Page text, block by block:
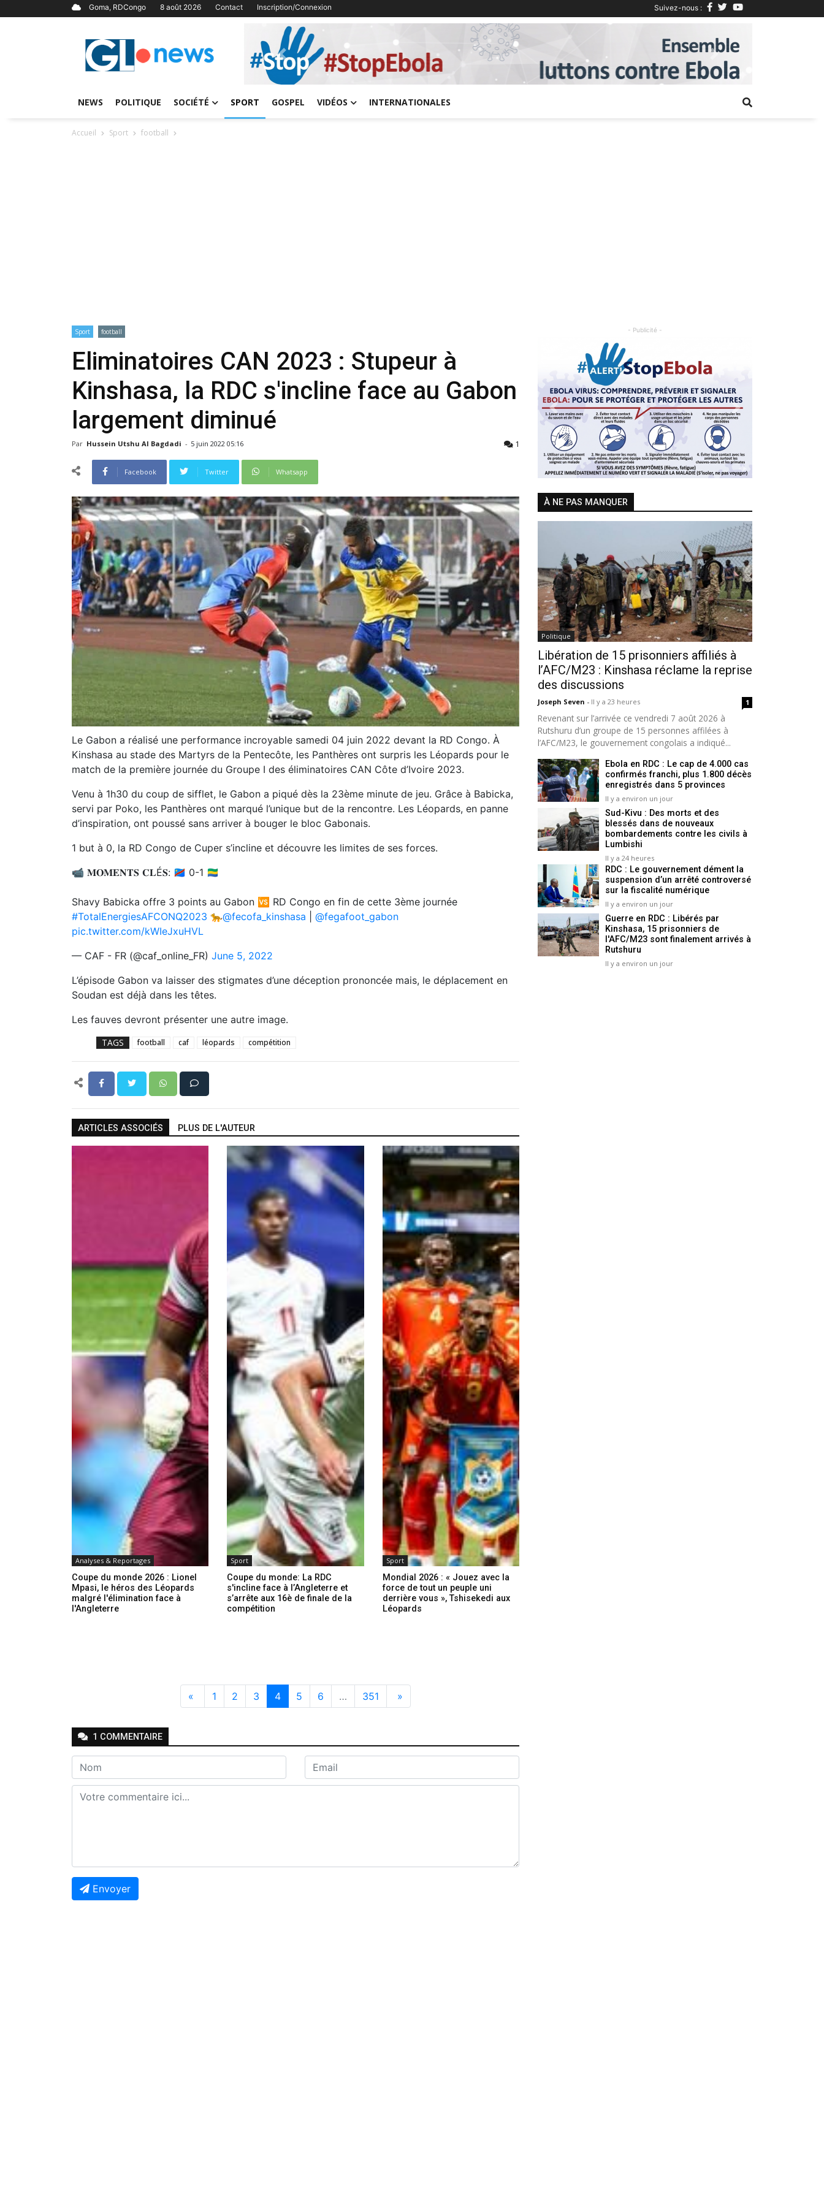
Goma, RDCongo 8 août 2026 Contact Inscription/Connexion Suivez-nous :
Previous Next
NEWS POLITIQUE SOCIÉTÉ SPORT GOSPEL VIDÉOS INTERNATIONALES
Accueil Sport football
Sport football
Eliminatoires CAN 2023 : Stupeur à
Kinshasa, la RDC s'incline face au Gabon
largement diminué
Par Hussein Utshu Al Bagdadi - 5 juin 2022 05:16 1
Facebook Twitter Whatsapp
Le Gabon a réalisé une performance incroyable samedi 04 juin 2022 devant la RD Congo. À
Kinshasa au stade des Martyrs de la Pentecôte, les Panthères ont surpris les Léopards pour le
match de la première journée du Groupe I des éliminatoires CAN Côte d’Ivoire 2023.
Venu à 1h30 du coup de sifflet, le Gabon a piqué dès la 23ème minute de jeu. Grâce à Babicka,
servi par Poko, les Panthères ont marqué l’unique but de la rencontre. Les Léopards, en panne
d’inspiration, ont poussé sans arriver à bouger le bloc Gabonais.
1 but à 0, la RD Congo de Cuper s’incline et découvre les limites de ses forces.
📹 𝐌𝐎𝐌𝐄𝐍𝐓𝐒 𝐂𝐋É𝐒: 🇨🇩 0-1 🇬🇦
Shavy Babicka offre 3 points au Gabon 🆚 RD Congo en fin de cette 3ème journée
#TotalEnergiesAFCONQ2023 🐆@fecofa_kinshasa
@fegafoot_gabon
pic.twitter.com/kWIeJxuHVL
— CAF - FR (@caf_online_FR) June 5, 2022
L’épisode Gabon va laisser des stigmates d’une déception prononcée mais, le déplacement en
Soudan est déjà dans les têtes.
Les fauves devront présenter une autre image.
TAGS football caf léopards compétition
ARTICLES ASSOCIÉS PLUS DE L'AUTEUR
Analyses & Reportages
Coupe du monde 2026 : Lionel
Mpasi, le héros des Léopards
malgré l'élimination face à
l'Angleterre
Sport
Coupe du monde: La RDC
s'incline face à l’Angleterre et
s’arrête aux 16è de finale de la
compétition
Sport
Mondial 2026 : « Jouez avec la
force de tout un peuple uni
derrière vous », Tshisekedi aux
Léopards
« 1 2 3 4 5 6 … 351 »
1 COMMENTAIRE
Envoyer
- Publicité -
Previous Next
À NE PAS MANQUER
Politique
Libération de 15 prisonniers affiliés à
l’AFC/M23 : Kinshasa réclame la reprise
des discussions
Joseph Seven - Il y a 23 heures 1
Revenant sur l’arrivée ce vendredi 7 août 2026 à
Rutshuru d’un groupe de 15 personnes affilées à
l’AFC/M23, le gouvernement congolais a indiqué...
Ebola en RDC : Le cap de 4.000 cas
confirmés franchi, plus 1.800 décès
enregistrés dans 5 provinces
Il y a environ un jour
Sud-Kivu : Des morts et des
blessés dans de nouveaux
bombardements contre les civils à
Lumbishi
Il y a 24 heures
RDC : Le gouvernement dément la
suspension d’un arrêté controversé
sur la fiscalité numérique
Il y a environ un jour
Guerre en RDC : Libérés par
Kinshasa, 15 prisonniers de
l'AFC/M23 sont finalement arrivés à
Rutshuru
Il y a environ un jour